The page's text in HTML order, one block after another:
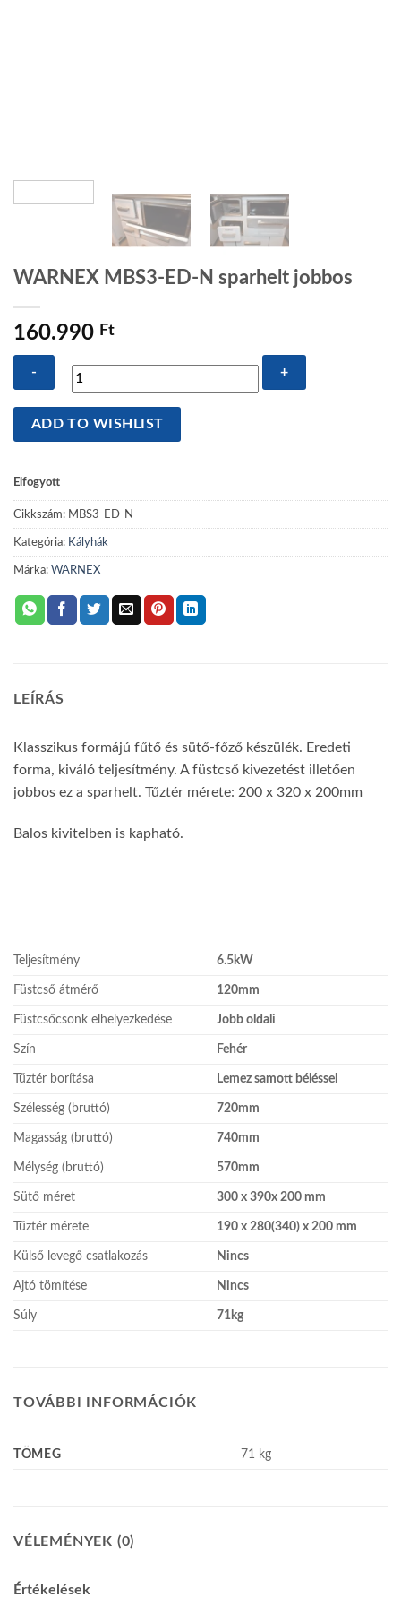
WARNEX MBS3-ED-N sparhelt jobbos
160.990 Ft
WARNEX
MBS3-
N
sparhelt
jobbos
mennyiség
ADD TO WISHLIST
Elfogyott
Cikkszám: MBS3-ED-N
Kategória: Kályhák
Márka: WARNEX
LEÍRÁS
Klasszikus formájú fűtő és sütő-főző készülék. Eredeti
forma, kiváló teljesítmény. A füstcső kivezetést illetően
jobbos ez a sparhelt. Tűztér mérete: 200 x 320 x 200mm
Balos kivitelben is kapható.
Teljesítmény 6.5kW
Füstcső átmérő 120mm
Füstcsőcsonk elhelyezkedése Jobb oldali
Szín Fehér
Tűztér borítása Lemez samott béléssel
Szélesség (bruttó) 720mm
Magasság (bruttó) 740mm
Mélység (bruttó) 570mm
Sütő méret 300 x 390x 200 mm
Tűztér mérete 190 x 280(340) x 200 mm
Külső levegő csatlakozás Nincs
Ajtó tömítése Nincs
Súly 71kg
TOVÁBBI INFORMÁCIÓK
TÖMEG 71 kg
VÉLEMÉNYEK (0)
Értékelések